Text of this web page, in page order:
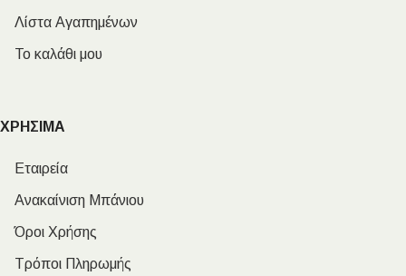
Λίστα Αγαπημένων
Το καλάθι μου
ΧΡΗΣΙΜΑ
Εταιρεία
Ανακαίνιση Μπάνιου
Όροι Χρήσης
Τρόποι Πληρωμής